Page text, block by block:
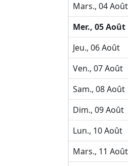
Mars., 04 Août
Mer., 05 Août
Jeu., 06 Août
Ven., 07 Août
Sam., 08 Août
Dim., 09 Août
Lun., 10 Août
Mars., 11 Août